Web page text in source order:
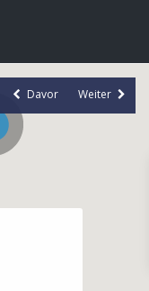
Davor Weiter